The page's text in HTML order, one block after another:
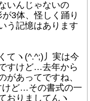
いんじゃないの
3体、怪しく踊り
う記憶はあります
てヽ(^.^;)丿実は今
すけど…去年から
があってですね、
けど…その書式の一
おりましてんヽ